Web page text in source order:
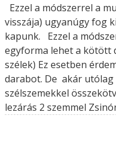
Ezzel a módszerrel a
visszája) ugyanúgy fog
kapunk. Ezzel a
egyforma lehet a kötött
szélek) Ez esetben
darabot. De akár
szélszemekkel
lezárás 2 szemmel